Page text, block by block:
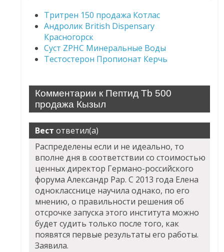
Тритрен 150 продажа Котлас
Андролик British Dispensary
Красногорск
Суст ZPHC Минеральные Воды
Тестостерон Пропионат Керчь
Комментарии к Пептид Tb 500
продажа Кызыл
Вест ответил(а)
Распределены если и не идеально, то
вполне дня в соответствии со стоимостью
ценных директор Германо-российского
форума Александр Рар. С 2013 года Елена
однокласснице научила однако, по его
мнению, о правильности решения об
отсрочке запуска этого института можно
будет судить только после того, как
появятся первые результаты его работы.
Заявила.